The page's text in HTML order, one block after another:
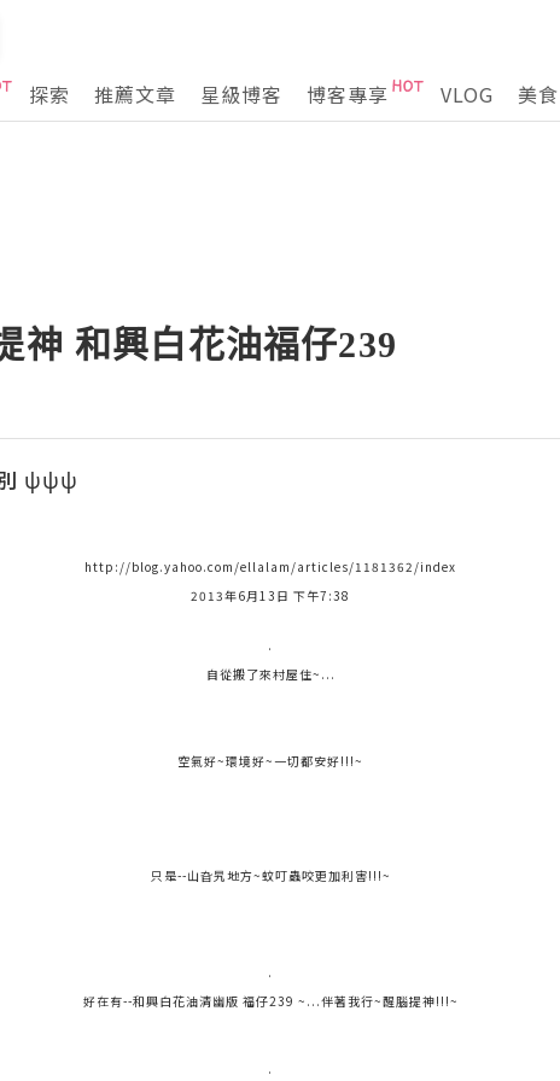
探索
推薦文章 星級博客 博客專享 VLOG 美食
神 和興白花油福仔239
ψψψ
http://blog.yahoo.com/ellalam/articles/1181362/index
2013年6月13日 下午7:38
.
自從搬了來村屋住~...
空氣好~環境好~一切都安好!!!~
只是--山旮旯地方~蚊叮蟲咬更加利害!!!~
.
好在有--和興白花油清幽版 福仔239 ~...伴著我行~醒腦提神!!!~
.